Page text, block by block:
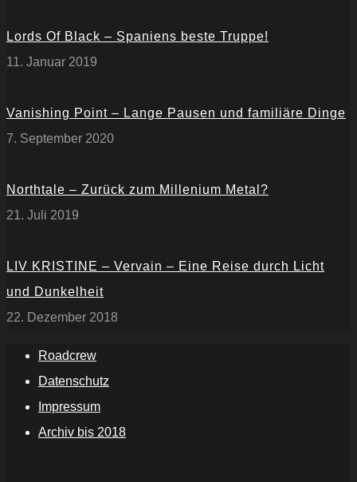
Lords Of Black – Spaniens beste Truppe!
11. Januar 2019
Vanishing Point – Lange Pausen und familiäre Dinge
7. September 2020
Northtale – Zurück zum Millenium Metal?
21. Juli 2019
LIV KRISTINE – Vervain – Eine Reise durch Licht
und Dunkelheit
22. Dezember 2018
Roadcrew
Datenschutz
Impressum
Archiv bis 2018